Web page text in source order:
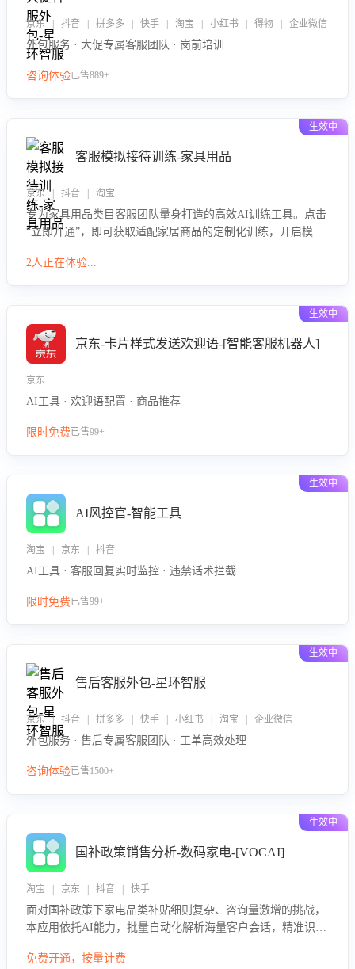
京东 | 抖音 | 拼多多 | 快手 | 淘宝 | 小红书 | 得物 | 企业微信
外包服务 · 大促专属客服团队 · 岗前培训
咨询体验已售889+
生效中
客服模拟接待训练-家具用品
京东 | 抖音 | 淘宝
专为家具用品类目客服团队量身打造的高效AI训练工具。点击
“立即开通”，即可获取适配家居商品的定制化训练，开启模拟
参数咨询等高频场景下的专业应对能力。
2人正在体验...
生效中
京东-卡片样式发送欢迎语-[智能客服机器人]
京东
AI工具 · 欢迎语配置 · 商品推荐
限时免费已售99+
生效中
AI风控官-智能工具
淘宝 | 京东 | 抖音
AI工具 · 客服回复实时监控 · 违禁话术拦截
限时免费已售99+
生效中
售后客服外包-星环智服
京东 | 抖音 | 拼多多 | 快手 | 小红书 | 淘宝 | 企业微信
外包服务 · 售后专属客服团队 · 工单高效处理
咨询体验已售1500+
生效中
国补政策销售分析-数码家电-[VOCAI]
淘宝 | 京东 | 抖音 | 快手
面对国补政策下家电品类补贴细则复杂、咨询量激增的挑战，
本应用依托AI能力，批量自动化解析海量客户会话，精准识别
向，深度洞察决策动因。同时全面评估客服团队政策解读准确
免费开通，按量计费